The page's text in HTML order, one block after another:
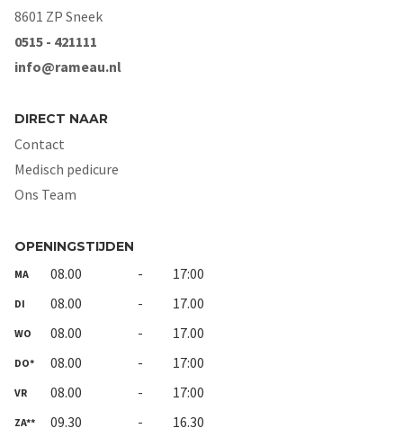
8601 ZP Sneek
0515 - 421111
info@rameau.nl
DIRECT NAAR
Contact
Medisch pedicure
Ons Team
OPENINGSTIJDEN
MA 08.00 - 17:00
DI 08.00 - 17.00
WO 08.00 - 17.00
DO* 08.00 - 17:00
VR 08.00 - 17:00
ZA** 09.30 - 16.30